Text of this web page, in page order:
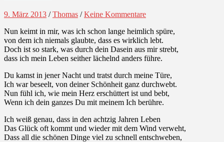
9. März 2013 /Thomas /Keine Kommentare
Nun keimt in mir, was ich schon lange heimlich spüre,
von dem ich niemals glaubte, dass es wirklich lebt.
Doch ist so stark, was durch dein Dasein aus mir strebt,
dass ich mein Leben seither lächelnd anders führe.
Du kamst in jener Nacht und tratst durch meine Türe,
Ich war beseelt, von deiner Schönheit ganz durchwebt.
Nun fühl ich, wie mein Herz erschüttert ist und bebt,
Wenn ich dein ganzes Du mit meinem Ich berühre.
Ich weiß genau, dass in den achtzig Jahren Leben
Das Glück oft kommt und wieder mit dem Wind verweht,
Dass all die schönen Dinge viel zu schnell entschweben,